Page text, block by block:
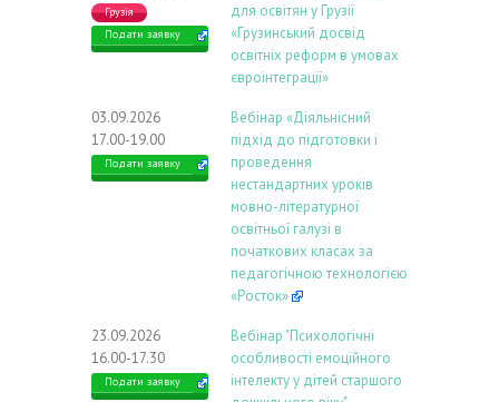
Грузія
Подати заявку
для освітян у Грузії
«Грузинський досвід
освітніх реформ в умовах
євроінтеграції»
03.09.2026
17.00-19.00
Подати заявку
Вебінар «Діяльнісний
підхід до підготовки і
проведення
нестандартних уроків
мовно-літературної
освітньої галузі в
початкових класах за
педагогічною технологією
«Росток»
23.09.2026
16.00-17.30
Подати заявку
Вебінар "Психологічні
особливості емоційного
інтелекту у дітей старшого